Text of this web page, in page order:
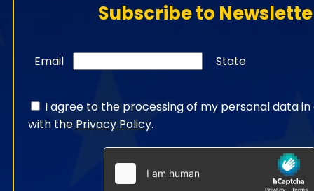
Subscribe to
Email State
I agree to the processing of my personal data
with the Privacy Policy.